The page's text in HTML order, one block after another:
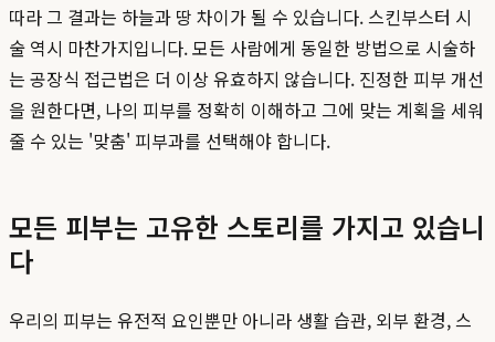
따라 그 결과는 하늘과 땅 차이가 될 수 있습니다. 스킨부스터 시
술 역시 마찬가지입니다. 모든 사람에게 동일한 방법으로 시술하
는 공장식 접근법은 더 이상 유효하지 않습니다. 진정한 피부 개선
을 원한다면, 나의 피부를 정확히 이해하고 그에 맞는 계획을 세워
줄 수 있는 '맞춤' 피부과를 선택해야 합니다.
모든 피부는 고유한 스토리를 가지고 있습니
다
우리의 피부는 유전적 요인뿐만 아니라 생활 습관, 외부 환경, 스